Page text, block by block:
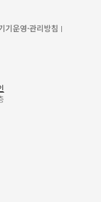
기운영·관리방침